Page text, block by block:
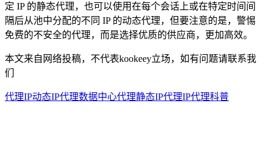
定 IP 的静态代理，也可以使用在每个会话上或在特定时间间
隔后从池中分配的不同 IP 的动态代理，但要注意的是，警惕
免费的不安全的代理，而是选择优质的供应商，更加高效。
本文来自网络投稿，不代表kookeey立场，如有问题请联系我
们
代理IP动态IP代理数据中心代理静态IP代理IP代理科普